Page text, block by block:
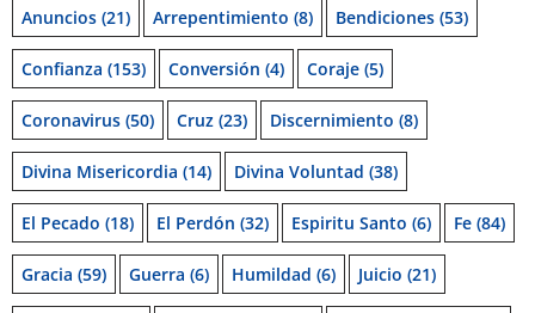
Anuncios (21) Arrepentimiento (8) Bendiciones (53)
Confianza (153) Conversión (4) Coraje (5)
Coronavirus (50) Cruz (23) Discernimiento (8)
Divina Misericordia (14) Divina Voluntad (38)
El Pecado (18) El Perdón (32) Espiritu Santo (6) Fe (84)
Gracia (59) Guerra (6) Humildad (6) Juicio (21)